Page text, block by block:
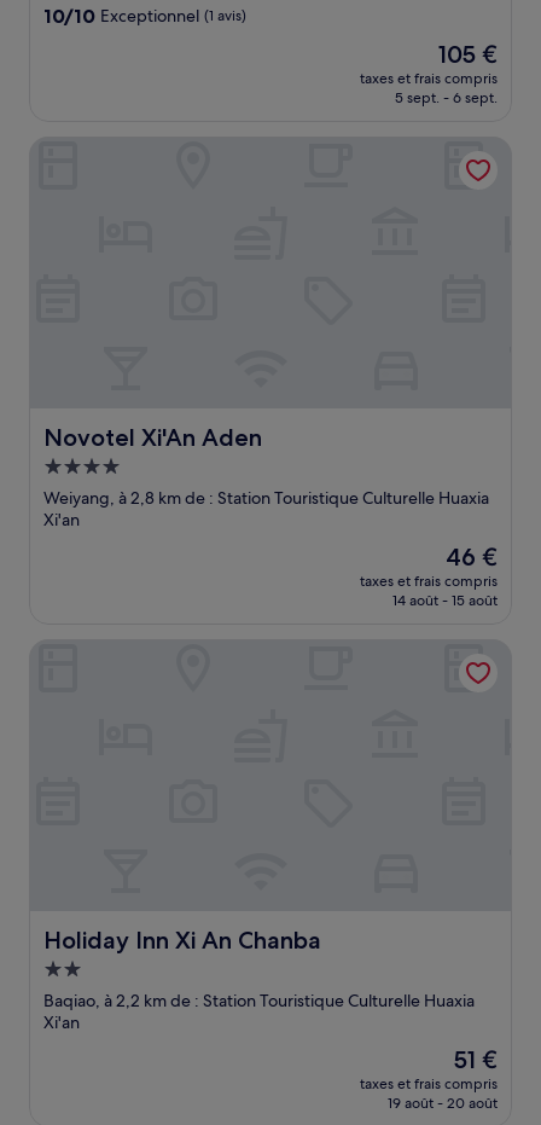
10.0
10/10 Exceptionnel (1 avis)
Le
nouveau
prix
de
105 €
105 €
taxes et frais compris
5 sept. - 6 sept.
Novotel Xi'An Aden
Novotel Xi'An Aden
Hébergement
4.0 étoiles
Weiyang, à 2,8 km de : Station Touristique Culturelle Huaxia
Xi'an
Le
nouveau
prix
de
46 €
46 €
taxes et frais compris
14 août - 15 août
Holiday Inn Xi An Chanba
Holiday Inn Xi An Chanba
Hébergement
2.0 étoiles
Baqiao, à 2,2 km de : Station Touristique Culturelle Huaxia
Xi'an
Le
nouveau
prix
51 €
taxes et frais compris
19 août - 20 août